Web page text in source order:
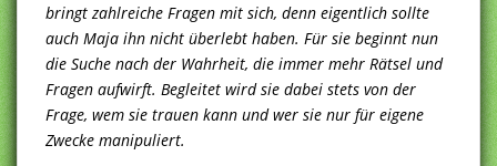
bringt zahlreiche Fragen mit sich, denn eigentlich sollte
auch Maja ihn nicht überlebt haben. Für sie beginnt nun
die Suche nach der Wahrheit, die immer mehr Rätsel und
Fragen aufwirft. Begleitet wird sie dabei stets von der
Frage, wem sie trauen kann und wer sie nur für eigene
Zwecke manipuliert.